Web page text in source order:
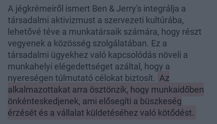
A jégkrémeiről ismert Ben & Jerry's integrálja a
társadalmi aktivizmust a szervezeti kultúrába,
lehetővé téve a munkatársaik számára, hogy részt
vegyenek a közösség szolgálatában. Ez a
társadalmi ügyekhez való kapcsolódás növeli a
munkahelyi elégedettséget azáltal, hogy a
nyereségen túlmutató célokat biztosít. Az
alkalmazottakat arra ösztönzik, hogy munkaidőben
önkénteskedjenek, ami elősegíti a büszkeség
érzését és a vállalat küldetéséhez való kötődést.